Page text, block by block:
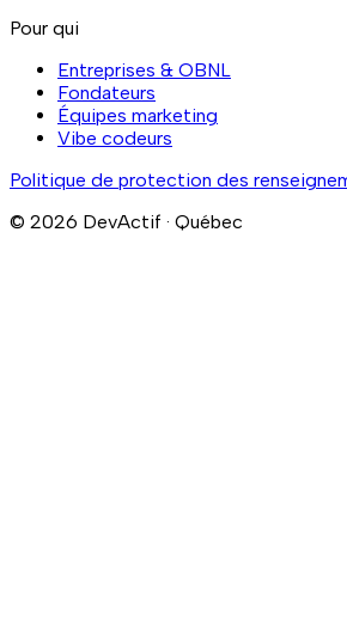
Pour qui
Entreprises & OBNL
Fondateurs
Équipes marketing
Vibe codeurs
Politique de protection des
© 2026 DevActif · Québec